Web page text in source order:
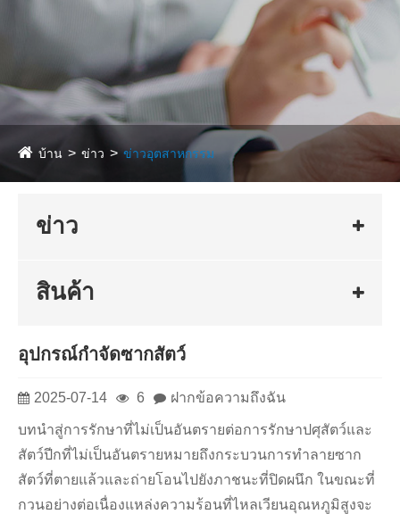
บ้าน ข่าว ข่าวอุตสาหกรรม
ข่าว
สินค้า
อุปกรณ์กำจัดซากสัตว์
2025-07-14 6 ฝากข้อความถึงฉัน
บทนำสู่การรักษาที่ไม่เป็นอันตรายต่อการรักษาปศุสัตว์และ
สัตว์ปีกที่ไม่เป็นอันตรายหมายถึงกระบวนการทำลายซาก
สัตว์ที่ตายแล้วและถ่ายโอนไปยังภาชนะที่ปิดผนึก ในขณะที่
กวนอย่างต่อเนื่องแหล่งความร้อนที่ไหลเวียนอุณหภูมิสูงจะ